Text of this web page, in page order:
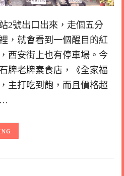
2號出口出來，走個五分
，就會看到一個醒目的紅
西安街上也有停車場。今
牌老牌素食店，《全家福
主打吃到飽，而且價格超
…